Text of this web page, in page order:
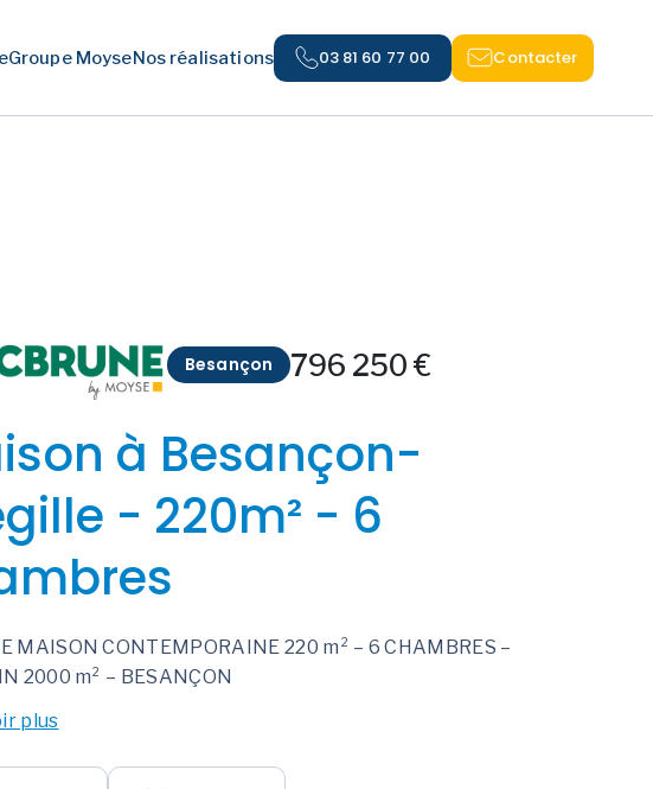
Groupe MoyseNos réalisations 03 81 60 77 00 Contacter
Besançon 796 250 €
à Besançon-
- 220m² - 6
MAISON CONTEMPORAINE 220 m² – 6 CHAMBRES –
2000 m² – BESANÇON
plus